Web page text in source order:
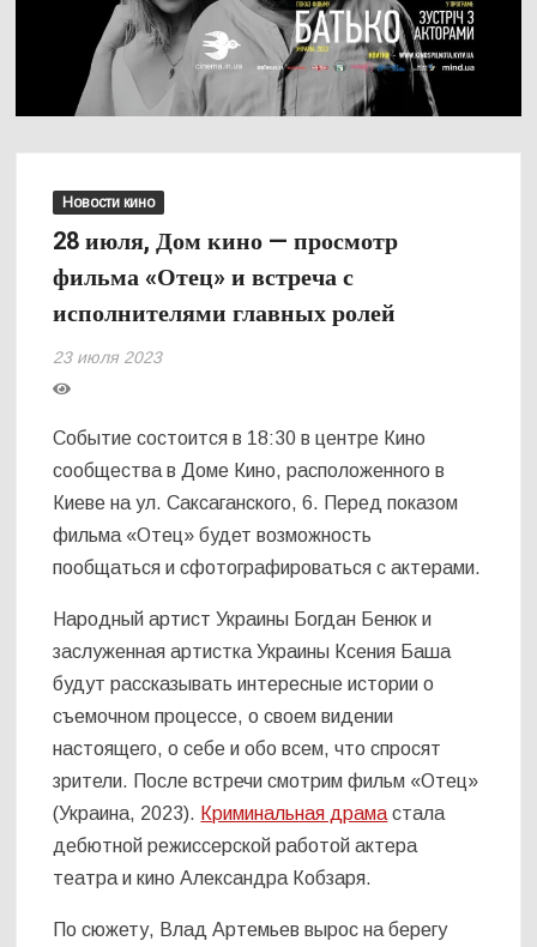
Новости кино
28 июля, Дом кино — просмотр
фильма «Отец» и встреча с
исполнителями главных ролей
23 июля 2023
Событие состоится в 18:30 в центре Кино
сообщества в Доме Кино, расположенного в
Киеве на ул. Саксаганского, 6. Перед показом
фильма «Отец» будет возможность
пообщаться и сфотографироваться с актерами.
Народный артист Украины Богдан Бенюк и
заслуженная артистка Украины Ксения Баша
будут рассказывать интересные истории о
съемочном процессе, о своем видении
настоящего, о себе и обо всем, что спросят
зрители. После встречи смотрим фильм «Отец»
(Украина, 2023). Криминальная драма стала
дебютной режиссерской работой актера
театра и кино Александра Кобзаря.
По сюжету, Влад Артемьев вырос на берегу